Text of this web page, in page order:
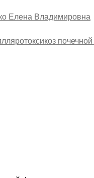
Елена Владимировна